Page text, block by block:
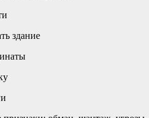
здание